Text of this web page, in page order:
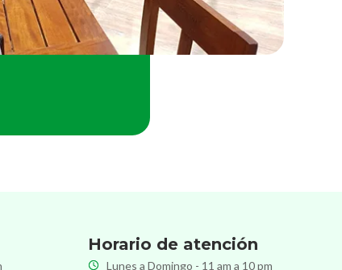
Horario de atención
Lunes a Domingo - 11 am a 10 pm